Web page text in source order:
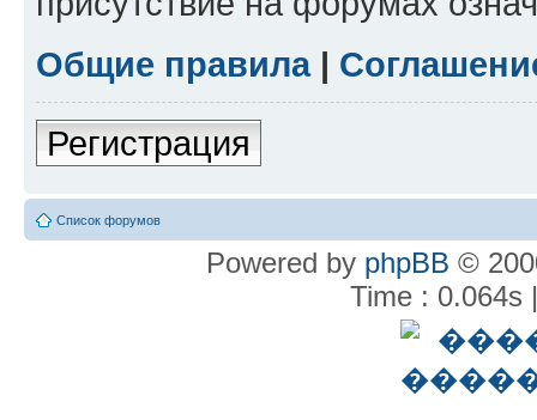
Общие правила|
Регистрация
Список форумов
Powered by phpBB ©
Time : 0.064s